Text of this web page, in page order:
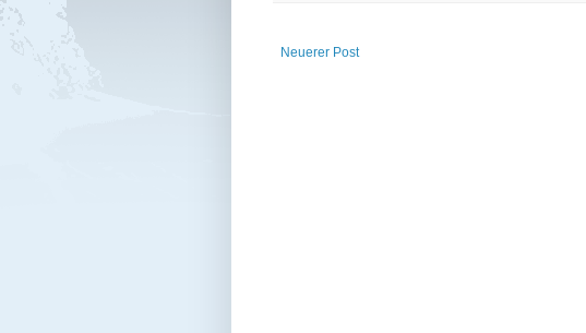
Neuerer Post